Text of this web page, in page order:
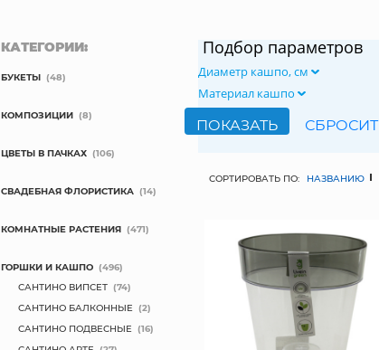
Подбор параметров
Диаметр кашпо, см
Материал кашпо
СОРТИРОВАТЬ ПО: НАЗВАНИЮ
КАТЕГОРИИ:
БУКЕТЫ (48)
КОМПОЗИЦИИ (8)
ЦВЕТЫ В ПАЧКАХ (106)
СВАДЕБНАЯ ФЛОРИСТИКА (14)
КОМНАТНЫЕ РАСТЕНИЯ (471)
ГОРШКИ И КАШПО (496)
САНТИНО ВИПСЕТ (74)
САНТИНО БАЛКОННЫЕ (2)
САНТИНО ПОДВЕСНЫЕ (16)